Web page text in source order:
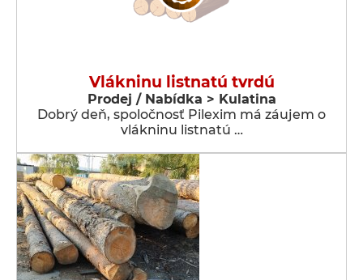
Vlákninu listnatú tvrdú
Prodej / Nabídka > Kulatina
Dobrý deň, spoločnosť Pilexim má záujem o
vlákninu listnatú …